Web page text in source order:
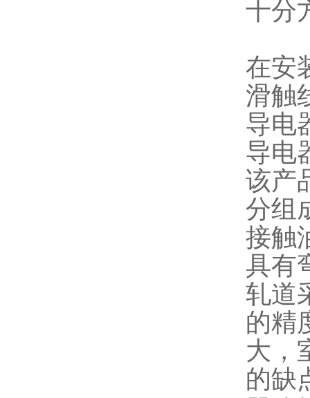
十分
在安
滑触
导电
导电
该产
分组
接触
具有
轧道
的精
大，
的缺